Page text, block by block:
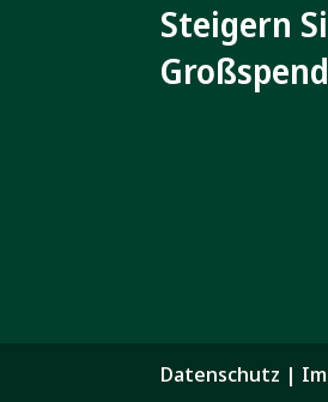
Steigern
Datenschutz |